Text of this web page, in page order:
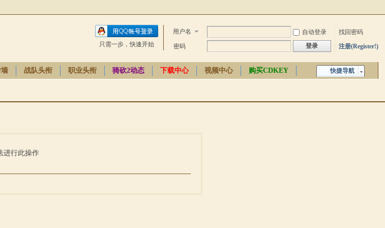
用户名 自动登录
找回密码
密码
登录 注册(Register!)
只需一步，快速开始
快捷导航
战队头衔 职业头衔 骑砍2动态 下载中心 视频中心
购买CDKEY
进行此操作